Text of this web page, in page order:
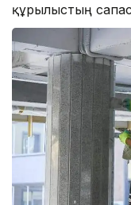
құрылыстың